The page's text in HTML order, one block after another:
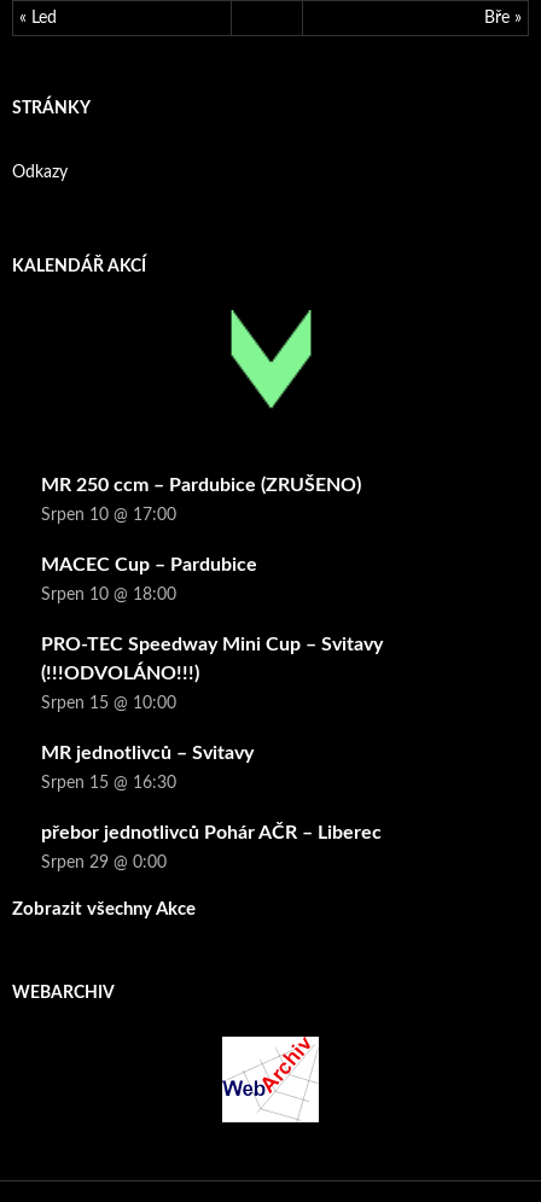
« Led Bře »
STRÁNKY
Odkazy
KALENDÁŘ AKCÍ
MR 250 ccm – Pardubice (ZRUŠENO)
Srpen 10 @ 17:00
MACEC Cup – Pardubice
Srpen 10 @ 18:00
PRO-TEC Speedway Mini Cup – Svitavy
(!!!ODVOLÁNO!!!)
Srpen 15 @ 10:00
MR jednotlivců – Svitavy
Srpen 15 @ 16:30
přebor jednotlivců Pohár AČR – Liberec
Srpen 29 @ 0:00
Zobrazit všechny Akce
WEBARCHIV